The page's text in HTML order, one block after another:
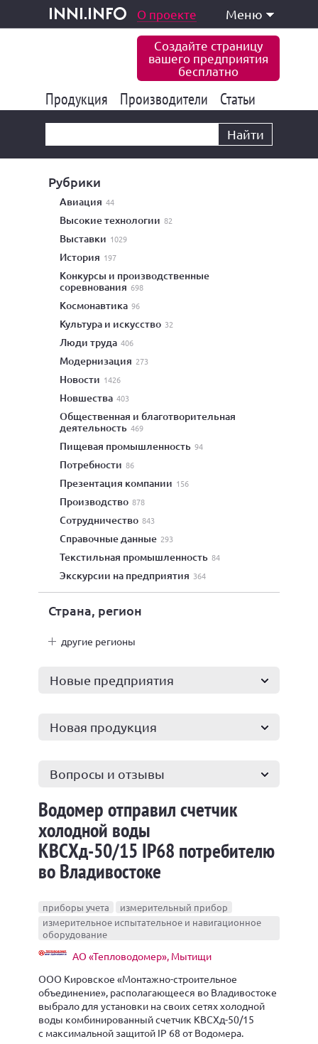
inni.info
и услуги О проекте Меню
Создайте страницу
вашего предприятия
бесплатно
Продукция 177 832
Производители 6 770
Статьи
Найти
Рубрики
авиация 44
высокие технологии 82
выставки 1029
история 197
конкурсы и производственные
соревнования 698
космонавтика 96
культура и искусство 32
люди труда 406
модернизация 273
новости 1426
новшества 403
общественная и благотворительная
деятельность 469
пищевая промышленность 94
потребности 86
презентация компании 156
производство 878
сотрудничество 843
справочные данные 293
текстильная промышленность 84
экскурсии на предприятия 364
Страна, регион
другие регионы
Новые предприятия
Новая продукция
Вопросы и отзывы
Водомер отправил счетчик
холодной воды
КВСХд-50/15 IP68 потребителю
во Владивостоке
приборы учета
измерительный прибор
измерительное испытательное и навигационное
оборудование
АО «Тепловодомер», Мытищи
ООО Кировское «Монтажно-строительное
объединение», располагающееся во Владивостоке
выбрало для установки на своих сетях холодной
воды комбинированный счетчик КВСХд-50/15
с максимальной защитой IP 68 от Водомера.